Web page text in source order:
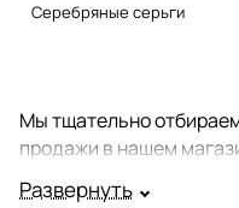
Серебряные серьги
Мы тщательно
продажи в нашем
у нас серьги - это
Развернуть